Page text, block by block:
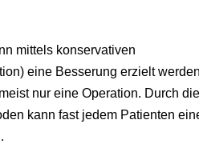
mittels konservativen
eine Besserung erzielt
nur eine Operation. Durch die
kann fast jedem Patienten